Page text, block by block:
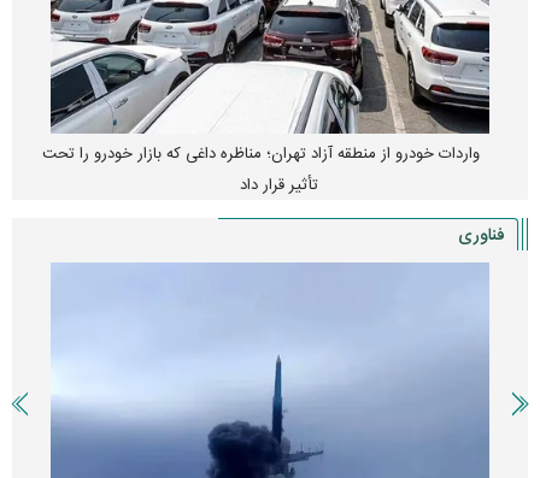
واردات خودرو از منطقه آزاد تهران؛ مناظره داغی که بازار خودرو را تحت
تأثیر قرار داد
فناوری